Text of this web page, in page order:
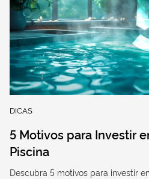
DICAS
5 Motivos para Investir
Piscina
Descubra 5 motivos para investir